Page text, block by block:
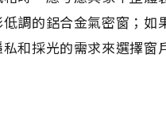
調的鋁合金氣密窗；如
和採光的需求來選擇窗